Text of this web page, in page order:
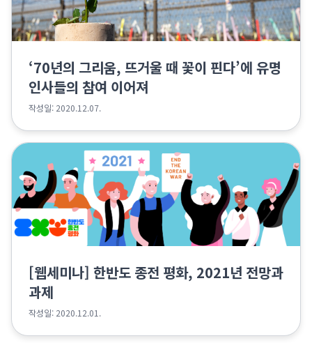
‘70년의 그리움, 뜨거울 때 꽃이 핀다’에 유명
인사들의 참여 이어져
작성일: 2020.12.07.
[웹세미나] 한반도 종전 평화, 2021년 전망과
과제
작성일: 2020.12.01.